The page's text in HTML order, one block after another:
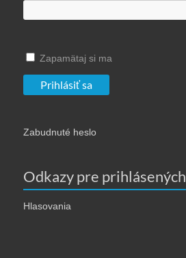
Zapamätaj si ma
Zabudnuté heslo
Odkazy pre prihlásených
Hlasovania